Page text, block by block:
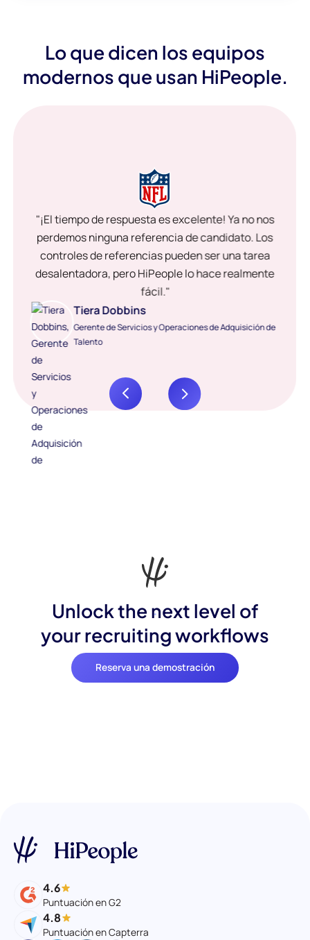
Lo que dicen los equipos
modernos que usan HiPeople.
"¡El tiempo de respuesta es excelente! Ya no nos
perdemos ninguna referencia de candidato. Los
controles de referencias pueden ser una tarea
desalentadora, pero HiPeople lo hace realmente
fácil."
Tiera Dobbins
Gerente de Servicios y Operaciones de Adquisición de
Talento
Unlock the next level of
your recruiting workflows
Reserva una demostración
4.6
Puntuación en G2
4.8
Puntuación en Capterra